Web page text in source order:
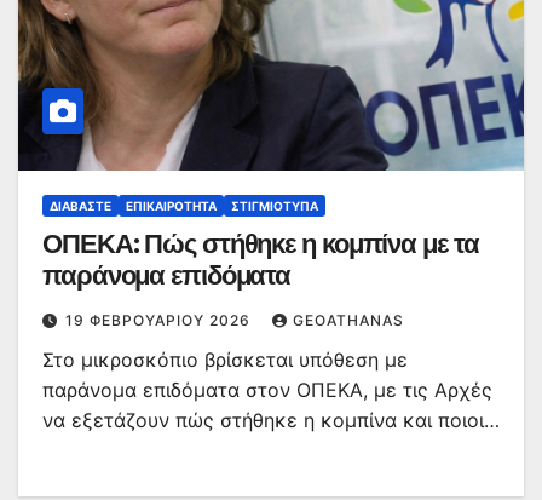
ΔΙΑΒΆΣΤΕ ΕΠΙΚΑΙΡΌΤΗΤΑ ΣΤΙΓΜΙΌΤΥΠΑ
ΟΠΕΚΑ: Πώς στήθηκε η κομπίνα με τα
παράνομα επιδόματα
19 ΦΕΒΡΟΥΑΡΊΟΥ 2026 GEOATHANAS
Στο μικροσκόπιο βρίσκεται υπόθεση με
παράνομα επιδόματα στον ΟΠΕΚΑ, με τις Αρχές
να εξετάζουν πώς στήθηκε η κομπίνα και ποιοι…